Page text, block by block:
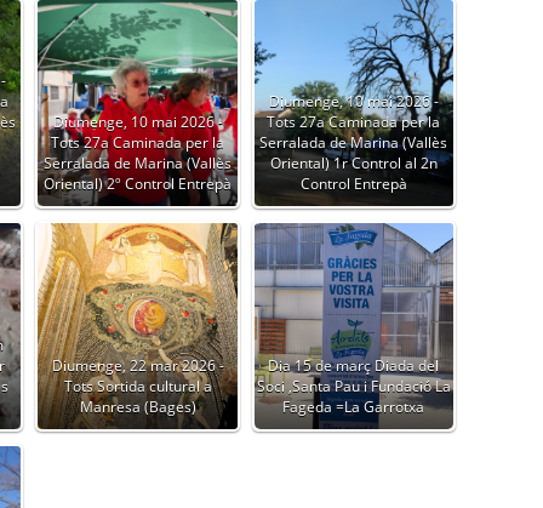
Diumenge, 10 mai 2026 -
Tots 27a Caminada per la
Serralada de Marina (Vallès
Oriental) 2º Control Entrepà
Diumenge, 10 mai 2026 -
Tots 27a Caminada per la
Serralada de Marina (Vallès
Oriental) 1r Control al 2n
Control Entrepà
Diumenge, 22 mar 2026 -
Tots Sortida cultural a
Manresa (Bages)
Dia 15 de març Diada del
Soci ,Santa Pau i Fundació La
Fageda =La Garrotxa